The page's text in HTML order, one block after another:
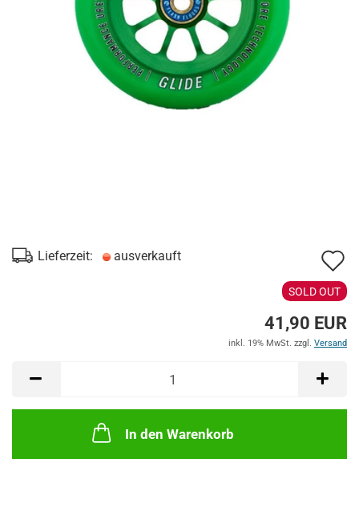
Lieferzeit: ausverkauft
SOLD OUT
41,90 EUR
inkl. 19% MwSt. zzgl. Versand
In den Warenkorb